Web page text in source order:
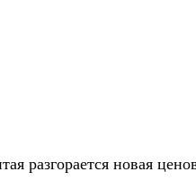
разгорается новая